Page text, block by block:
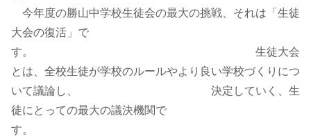
今年度の勝山中学校生徒会の最大の挑戦、それは「生徒
大会の復活」で
す。 生徒大会
とは、全校生徒が学校のルールやより良い学校づくりにつ
いて議論し、 決定していく、生
徒にとっての最大の議決機関で
す。